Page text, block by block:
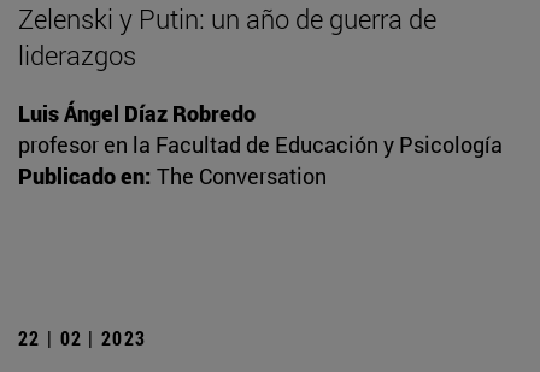
Zelenski y Putin: un año de guerra de
liderazgos
Luis Ángel Díaz Robredo
profesor en la Facultad de Educación y Psicología
Publicado en: The Conversation
22 | 02 | 2023